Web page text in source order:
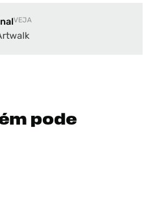
VEJA
pode